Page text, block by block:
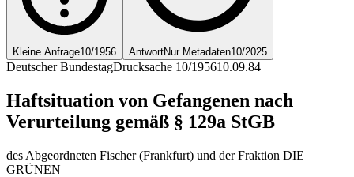
Kleine Anfrage10/1956 AntwortNur Metadaten10/2025
Deutscher BundestagDrucksache 10/195610.09.84
Haftsituation von Gefangenen nach
Verurteilung gemäß § 129a StGB
des Abgeordneten Fischer (Frankfurt) und der Fraktion DIE
GRÜNEN